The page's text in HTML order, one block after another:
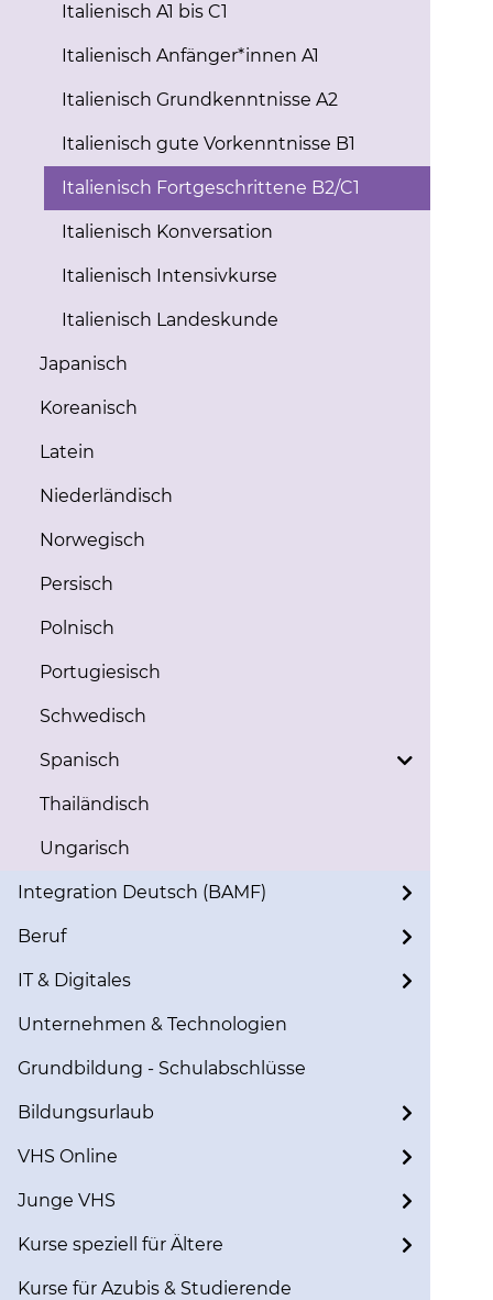
Italienisch A1 bis C1
Italienisch Anfänger*innen A1
Italienisch Grundkenntnisse A2
Italienisch gute Vorkenntnisse B1
Italienisch Fortgeschrittene B2/C1
Italienisch Konversation
Italienisch Intensivkurse
Italienisch Landeskunde
Japanisch
Koreanisch
Latein
Niederländisch
Norwegisch
Persisch
Polnisch
Portugiesisch
Schwedisch
Spanisch
Thailändisch
Ungarisch
Integration Deutsch (BAMF)
Beruf
IT & Digitales
Unternehmen & Technologien
Grundbildung - Schulabschlüsse
Bildungsurlaub
VHS Online
Junge VHS
Kurse speziell für Ältere
Kurse für Azubis & Studierende